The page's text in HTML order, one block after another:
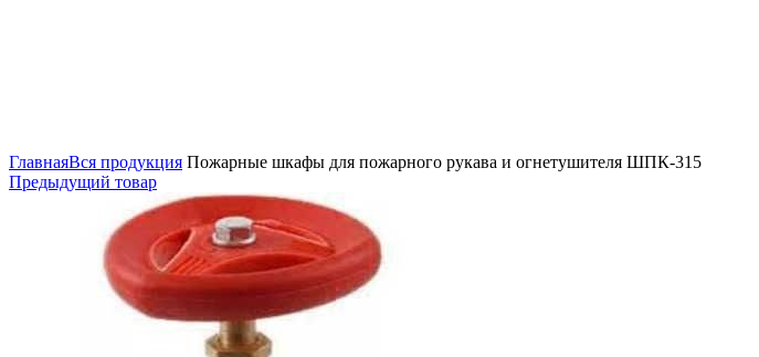
ГлавнаяВся продукция Пожарные шкафы для пожарного рукава и огнетушителя ШПК-315
Предыдущий товар